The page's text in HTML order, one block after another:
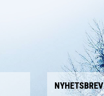
NYHETSBREV